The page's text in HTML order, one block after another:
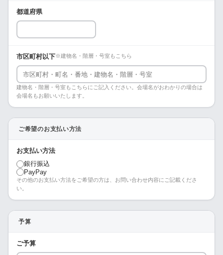
都道府県
市区町村以下※建物名・階層・号室もこちら
建物名・階層・号室もこちらにご記入ください。会場名がおわかりの場合は
会場名もお願いいたします。
ご希望のお支払い方法
お支払い方法
銀行振込
PayPay
その他のお支払い方法をご希望の方は、お問い合わせ内容にご記載くださ
い。
予算
ご予算